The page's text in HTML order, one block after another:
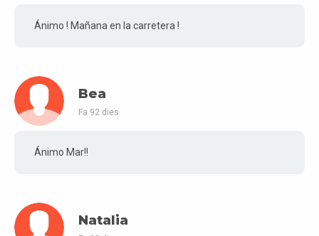
Ánimo ! Mañana en la carretera !
Bea
Fa 92 dies
Ánimo Mar!!
Natalia